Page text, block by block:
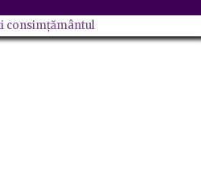
consimțământul